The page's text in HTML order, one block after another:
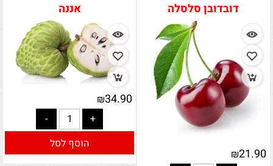
דובדובן סלסלה
₪21.90
אננה
₪34.90
הוסף לסל